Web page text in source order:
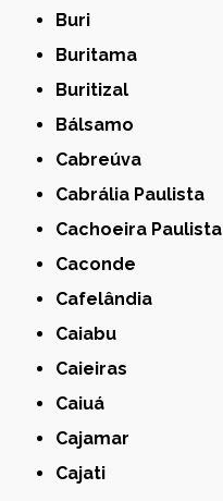
Buri
Buritama
Buritizal
Bálsamo
Cabreúva
Cabrália Paulista
Cachoeira Paulista
Caconde
Cafelândia
Caiabu
Caieiras
Caiuá
Cajamar
Cajati